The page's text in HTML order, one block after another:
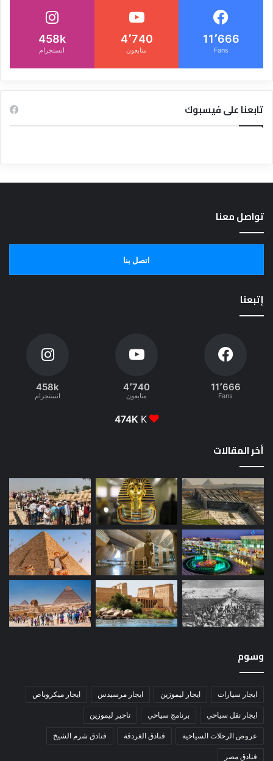
11٬666
Fans
4٬740
متابعون
458k
انستجرام
تابعنا على فيسبوك
تواصل معنا
اتصل بنا
إتبعنا
11٬666
Fans
4٬740
متابعون
458k
انستجرام
474K K
أخر المقالات
وسوم
ايجار سيارات ايجار ليموزين ايجار مرسيدس ايجار ميكروباص
ايجار نقل سياحي برنامج سياحي تاجير ليموزين
عروض الرحلات السياحية فنادق الغردقة فنادق شرم الشيخ
فنادق مصر